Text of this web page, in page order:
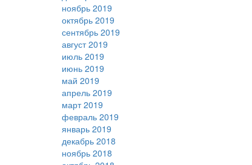
ноябрь 2019
октябрь 2019
сентябрь 2019
август 2019
июль 2019
июнь 2019
май 2019
апрель 2019
март 2019
февраль 2019
январь 2019
декабрь 2018
ноябрь 2018